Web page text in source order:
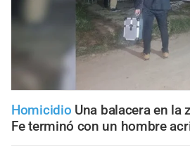
Homicidio Una balacera en la
Fe terminó con un hombre